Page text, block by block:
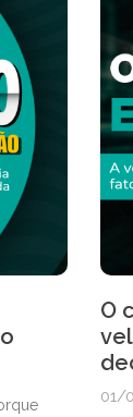
O
01/